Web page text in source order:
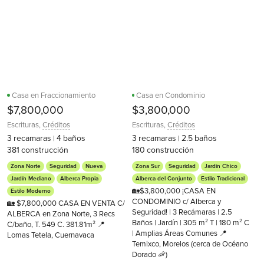
Casa en Fraccionamiento
$7,800,000
Escrituras,Créditos
3 recamaras | 4 baños
381 construcción
Zona Norte Seguridad
Nueva
Jardín Mediano
Alberca Propia
Estilo Moderno
🏡 $7,800,000 CASA EN VENTA C/
ALBERCA en Zona Norte, 3 Recs
C/baño, T. 549 C. 381.81m² 📍
Lomas Tetela, Cuernavaca
Casa en Condominio
$3,800,000
Escrituras,Créditos
3 recamaras | 2.5 baños
180 construcción
Zona Sur Seguridad
Jardín Chico
Alberca del Conjunto
Estilo Tradicional
🏡$3,800,000 ¡CASA EN
CONDOMINIO c/ Alberca y
Seguridad! | 3 Recámaras | 2.5
Baños | Jardín | 305 m² T | 180 m² C
| Amplias Áreas Comunes 📍
Temixco, Morelos (cerca de Océano
Dorado 🦐)